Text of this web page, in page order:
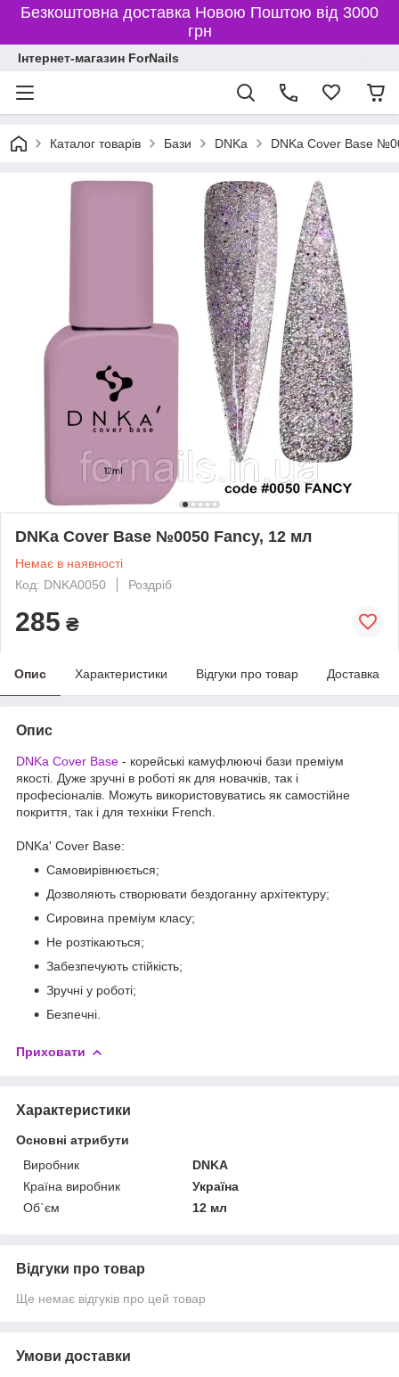
Безкоштовна доставка Новою Поштою від 3000
грн
Інтернет-магазин ForNails
Каталог товарів Бази DNKa DNKa Cover Base
DNKa Cover Base №0050 Fancy, 12 мл
Немає в наявності
Код: DNKA0050
Роздріб
285 ₴
Опис Характеристики Відгуки про товар Доставка
Опис
DNKa Cover Base - корейські камуфлюючі бази преміум
якості. Дуже зручні в роботі як для новачків, так і
професіоналів. Можуть використовуватись як самостійне
покриття, так і для техніки French.
DNKa' Cover Base:
Самовирівнюється;
Дозволяють створювати бездоганну архітектуру;
Сировина преміум класу;
Не розтікаються;
Забезпечують стійкість;
Зручні у роботі;
Безпечні.
Приховати
Характеристики
Основні атрибути
Виробник
DNKA
Країна виробник
Україна
Об`єм
12 мл
Відгуки про товар
Ще немає відгуків про цей товар
Умови доставки